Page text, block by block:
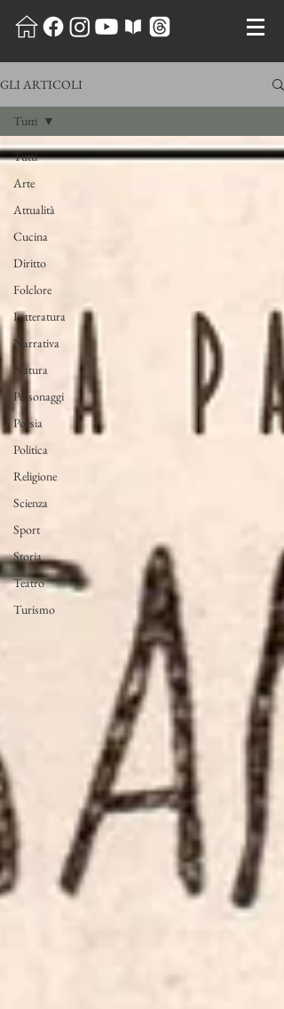
GLI ARTICOLI
Tutti
Arte
Attualità
Cucina
Diritto
Folclore
Letteratura
Narrativa
Natura
Personaggi
Poesia
Politica
Religione
Scienza
Sport
Storia
Teatro
Turismo
Tutti